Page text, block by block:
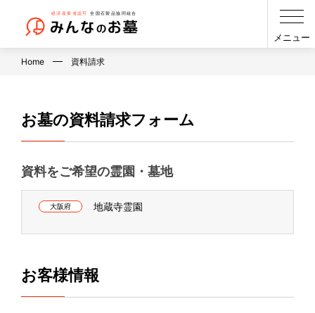
メニュー
Home 資料請求
お墓の資料請求フォーム
資料をご希望の霊園・墓地
大阪府 地蔵寺霊園
お客様情報